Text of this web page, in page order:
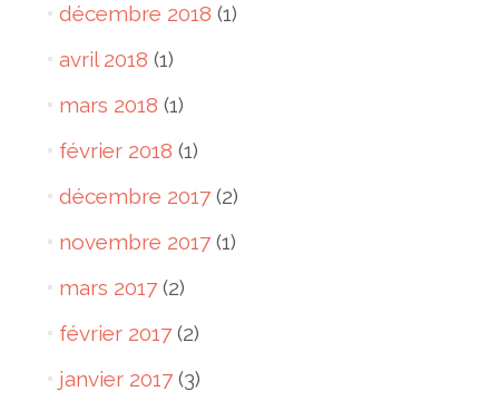
décembre 2018 (1)
avril 2018 (1)
mars 2018 (1)
février 2018 (1)
décembre 2017(2)
novembre 2017(1)
mars 2017(2)
février 2017(2)
janvier 2017(3)